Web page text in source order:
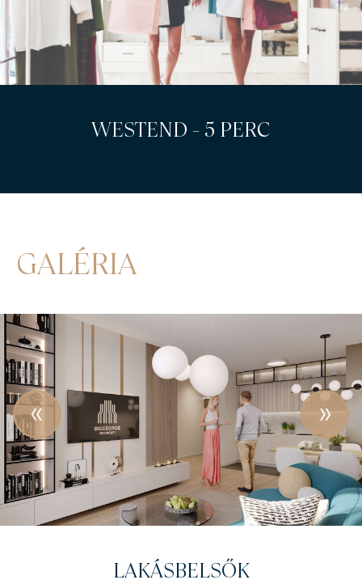
LEHEL TÉR - 3 PERC
GALÉRIA
ÉPÍTKEZÉS FOTÓK